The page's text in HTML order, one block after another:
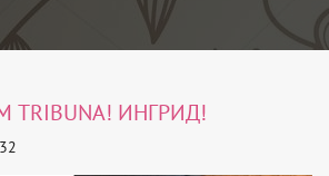
TRIBUNA! ИНГРИД!